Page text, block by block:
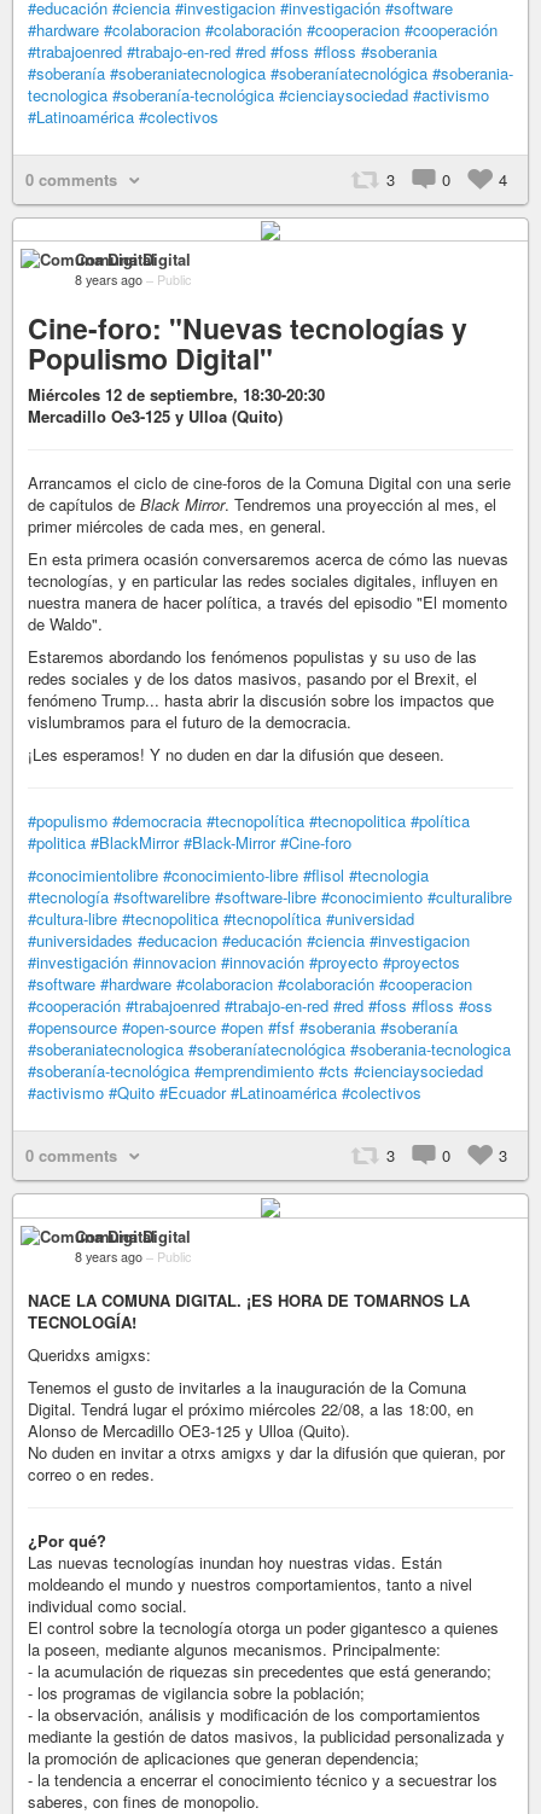
#educación #ciencia #investigacion #investigación #software
#hardware #colaboracion #colaboración #cooperacion #cooperación
#trabajoenred #trabajo-en-red #red #foss #floss #soberania
#soberanía #soberaniatecnologica #soberaníatecnológica #soberania-
tecnologica #soberanía-tecnológica #cienciaysociedad #activismo
#Latinoamérica #colectivos
0 comments 3 0 4
Comuna Digital
8 years ago – Public
Cine-foro: "Nuevas tecnologías y
Populismo Digital"
Miércoles 12 de septiembre, 18:30-20:30
Mercadillo Oe3-125 y Ulloa (Quito)
Arrancamos el ciclo de cine-foros de la Comuna Digital con una serie
de capítulos de Black Mirror. Tendremos una proyección al mes, el
primer miércoles de cada mes, en general.
En esta primera ocasión conversaremos acerca de cómo las nuevas
tecnologías, y en particular las redes sociales digitales, influyen en
nuestra manera de hacer política, a través del episodio "El momento
de Waldo".
Estaremos abordando los fenómenos populistas y su uso de las
redes sociales y de los datos masivos, pasando por el Brexit, el
fenómeno Trump... hasta abrir la discusión sobre los impactos que
vislumbramos para el futuro de la democracia.
¡Les esperamos! Y no duden en dar la difusión que deseen.
#populismo #democracia #tecnopolítica #tecnopolitica #política
#politica #BlackMirror #Black-Mirror #Cine-foro
#conocimientolibre #conocimiento-libre #flisol #tecnologia
#tecnología #softwarelibre #software-libre #conocimiento #culturalibre
#cultura-libre #tecnopolitica #tecnopolítica #universidad
#universidades #educacion #educación #ciencia #investigacion
#investigación #innovacion #innovación #proyecto #proyectos
#software #hardware #colaboracion #colaboración #cooperacion
#cooperación #trabajoenred #trabajo-en-red #red #foss #floss #oss
#opensource #open-source #open #fsf #soberania #soberanía
#soberaniatecnologica #soberaníatecnológica #soberania-tecnologica
#soberanía-tecnológica #emprendimiento #cts #cienciaysociedad
#activismo #Quito #Ecuador #Latinoamérica #colectivos
0 comments 3 0 3
Comuna Digital
8 years ago – Public
NACE LA COMUNA DIGITAL. ¡ES HORA DE TOMARNOS LA
TECNOLOGÍA!
Queridxs amigxs:
Tenemos el gusto de invitarles a la inauguración de la Comuna
Digital. Tendrá lugar el próximo miércoles 22/08, a las 18:00, en
Alonso de Mercadillo OE3-125 y Ulloa (Quito).
No duden en invitar a otrxs amigxs y dar la difusión que quieran, por
correo o en redes.
¿Por qué?
Las nuevas tecnologías inundan hoy nuestras vidas. Están
moldeando el mundo y nuestros comportamientos, tanto a nivel
individual como social.
El control sobre la tecnología otorga un poder gigantesco a quienes
la poseen, mediante algunos mecanismos. Principalmente:
- la acumulación de riquezas sin precedentes que está generando;
- los programas de vigilancia sobre la población;
- la observación, análisis y modificación de los comportamientos
mediante la gestión de datos masivos, la publicidad personalizada y
la promoción de aplicaciones que generan dependencia;
- la tendencia a encerrar el conocimiento técnico y a secuestrar los
saberes, con fines de monopolio.